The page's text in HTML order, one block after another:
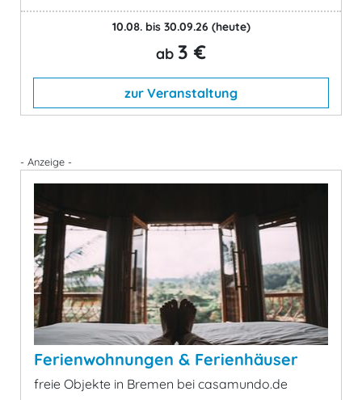
10.08. bis 30.09.26 (heute)
ab 3 €
zur Veranstaltung
- Anzeige -
Ferienwohnungen & Ferienhäuser
freie Objekte in Bremen bei casamundo.de